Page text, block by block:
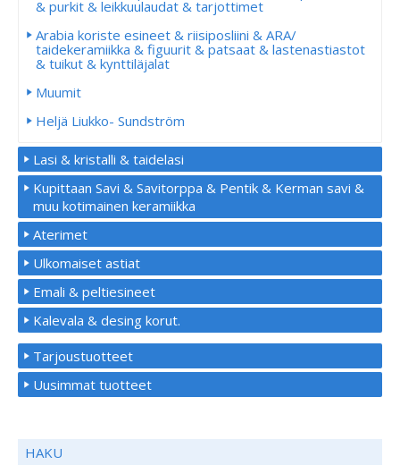
& purkit & leikkuulaudat & tarjottimet
Arabia koriste esineet & riisiposliini & ARA/
taidekeramiikka & figuurit & patsaat & lastenastiastot
& tuikut & kynttiläjalat
Muumit
Heljä Liukko- Sundström
Lasi & kristalli & taidelasi
Kupittaan Savi & Savitorppa & Pentik & Kerman savi &
muu kotimainen keramiikka
Aterimet
Ulkomaiset astiat
Emali & peltiesineet
Kalevala & desing korut.
Tarjoustuotteet
Uusimmat tuotteet
HAKU